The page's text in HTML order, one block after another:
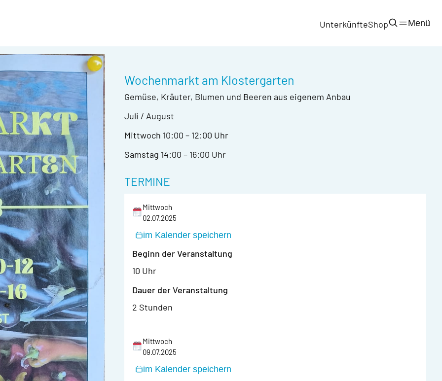
UnterkünfteShop Menü
Wochenmarkt am Klostergarten
Gemüse, Kräuter, Blumen und Beeren aus eigenem Anbau
Juli / August
Mittwoch 10:00 – 12:00 Uhr
Samstag 14:00 – 16:00 Uhr
TERMINE
Mittwoch
02.07.2025
im Kalender speichern
Beginn der Veranstaltung
10 Uhr
Dauer der Veranstaltung
2 Stunden
Mittwoch
09.07.2025
im Kalender speichern